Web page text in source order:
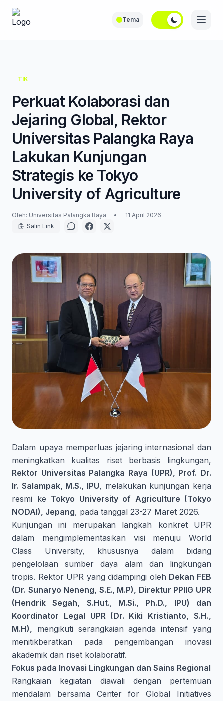
Tema
TIK
Perkuat Kolaborasi dan
Jejaring Global, Rektor
Universitas Palangka Raya
Lakukan Kunjungan
Strategis ke Tokyo
University of Agriculture
Oleh: Universitas Palangka Raya •
11 April 2026
Salin Link
Dalam upaya memperluas jejaring internasional dan
meningkatkan kualitas riset berbasis lingkungan,
Rektor Universitas Palangka Raya (UPR), Prof. Dr.
Ir. Salampak, M.S., IPU, melakukan kunjungan kerja
resmi ke Tokyo University of Agriculture (Tokyo
NODAI), Jepang, pada tanggal 23-27 Maret 2026.
Kunjungan ini merupakan langkah konkret UPR
dalam mengimplementasikan visi menuju World
Class University, khususnya dalam bidang
pengelolaan sumber daya alam dan lingkungan
tropis. Rektor UPR yang didampingi oleh Dekan FEB
(Dr. Sunaryo Neneng, S.E., M.P), Direktur PPIIG UPR
(Hendrik Segah, S.Hut., M.Si., Ph.D., IPU) dan
Koordinator Legal UPR (Dr. Kiki Kristianto, S.H.,
M.H), mengikuti serangkaian agenda intensif yang
menitikberatkan pada pengembangan inovasi
akademik dan riset kolaboratif.
Fokus pada Inovasi Lingkungan dan Sains Regional
Rangkaian kegiatan diawali dengan pertemuan
mendalam bersama Center for Global Initiatives